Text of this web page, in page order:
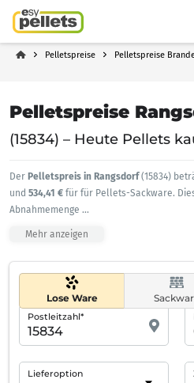
Pelletspreise Pelletspreise
Pelletspreise
(15834) – Heute Pellets
Der Pelletspreis in Rangsdorf(15834)
und 534,41 € für für Pellets-Sackware.
Abnahmemenge ...
Mehr anzeigen
Lose Ware
Postleitzahl*
Lieferoption